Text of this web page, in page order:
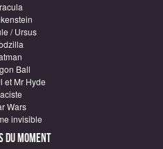
/ Ursus
Ball
et Mr Hyde
Wars
invisible
du moment